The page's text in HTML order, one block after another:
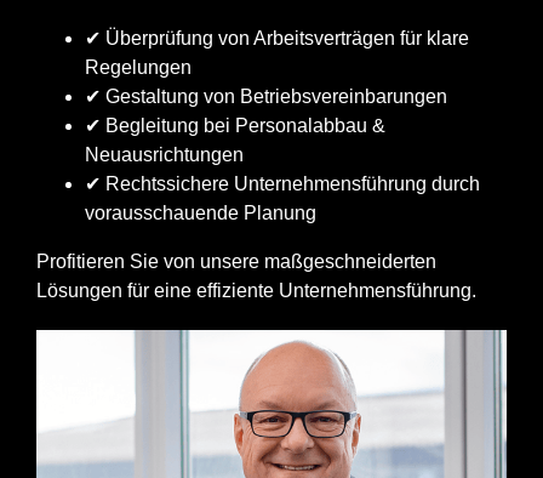
✔ Überprüfung von Arbeitsverträgen für klare
Regelungen
✔ Gestaltung von Betriebsvereinbarungen
✔ Begleitung bei Personalabbau &
Neuausrichtungen
✔ Rechtssichere Unternehmensführung durch
vorausschauende Planung
Profitieren Sie von unsere maßgeschneiderten
Lösungen für eine effiziente Unternehmensführung.